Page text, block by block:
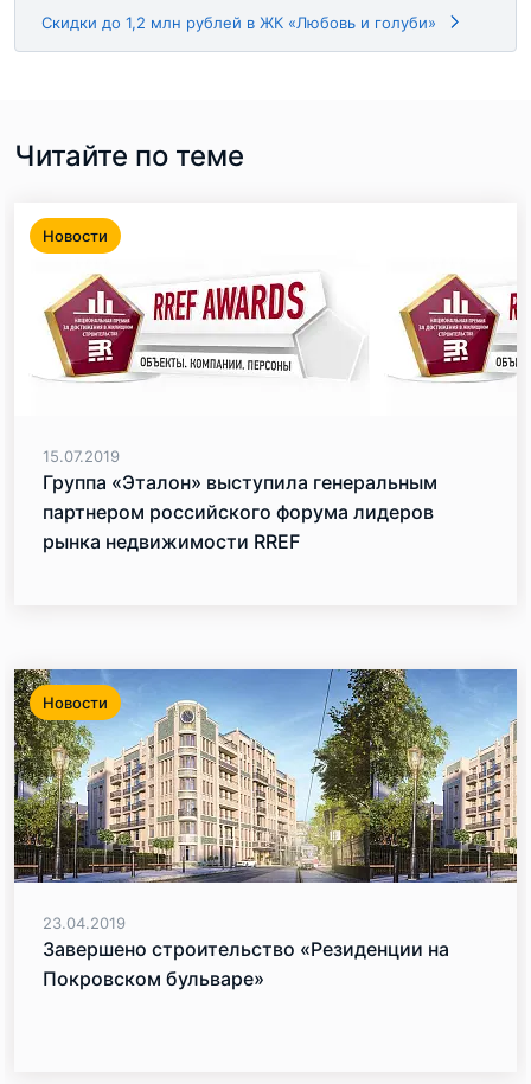
Скидки до 1,2 млн рублей в ЖК «Любовь и голуби»
Читайте по теме
Новости
15.07.2019
Группа «Эталон» выступила генеральным
партнером российского форума лидеров
рынка недвижимости RREF
Новости
23.04.2019
Завершено строительство «Резиденции на
Покровском бульваре»